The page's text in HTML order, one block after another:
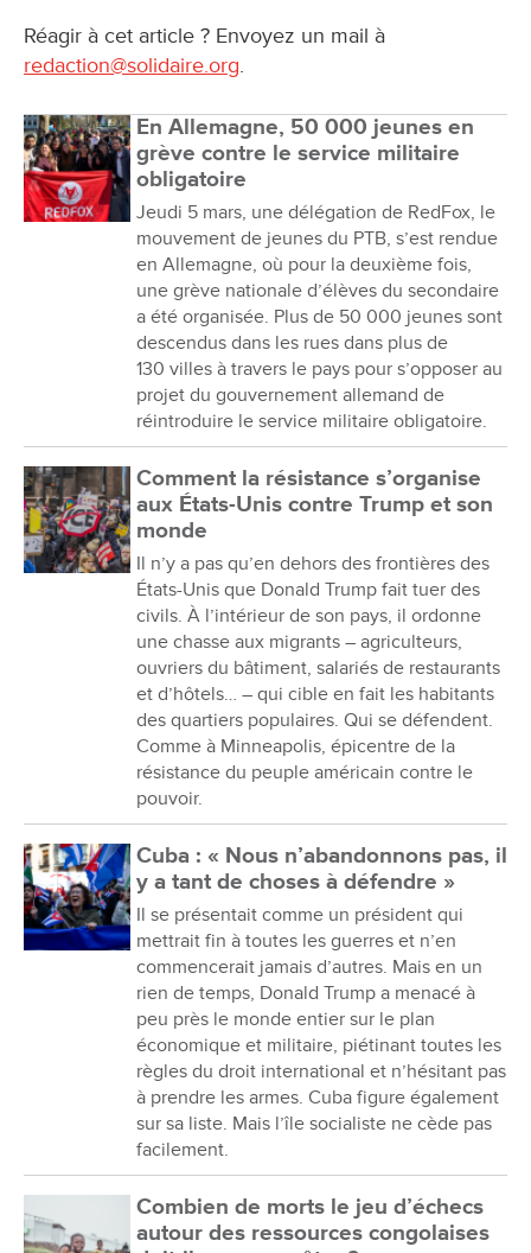
Réagir à cet article ? Envoyez un mail à
redaction@solidaire.org.
En Allemagne, 50 000 jeunes en
grève contre le service militaire
obligatoire
Jeudi 5 mars, une délégation de RedFox, le
mouvement de jeunes du PTB, s’est rendue
en Allemagne, où pour la deuxième fois,
une grève nationale d’élèves du secondaire
a été organisée. Plus de 50 000 jeunes sont
descendus dans les rues dans plus de
130 villes à travers le pays pour s’opposer au
projet du gouvernement allemand de
réintroduire le service militaire obligatoire.
Comment la résistance s’organise
aux États-Unis contre Trump et son
monde
Il n’y a pas qu’en dehors des frontières des
États-Unis que Donald Trump fait tuer des
civils. À l’intérieur de son pays, il ordonne
une chasse aux migrants – agriculteurs,
ouvriers du bâtiment, salariés de restaurants
et d’hôtels… – qui cible en fait les habitants
des quartiers populaires. Qui se défendent.
Comme à Minneapolis, épicentre de la
résistance du peuple américain contre le
pouvoir.
Cuba : « Nous n’abandonnons pas, il
y a tant de choses à défendre »
Il se présentait comme un président qui
mettrait fin à toutes les guerres et n’en
commencerait jamais d’autres. Mais en un
rien de temps, Donald Trump a menacé à
peu près le monde entier sur le plan
économique et militaire, piétinant toutes les
règles du droit international et n’hésitant pas
à prendre les armes. Cuba figure également
sur sa liste. Mais l’île socialiste ne cède pas
facilement.
Combien de morts le jeu d’échecs
autour des ressources congolaises